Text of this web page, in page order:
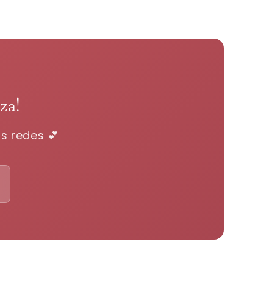
redes 💕